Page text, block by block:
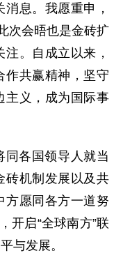
息。我愿重申，
次会晤也是金砖扩
。自成立以来，
作共赢精神，坚守
主义，成为国际事
同各国领导人就当
砖机制发展以及共
方愿同各方一道努
开启“全球南方”联
与发展。